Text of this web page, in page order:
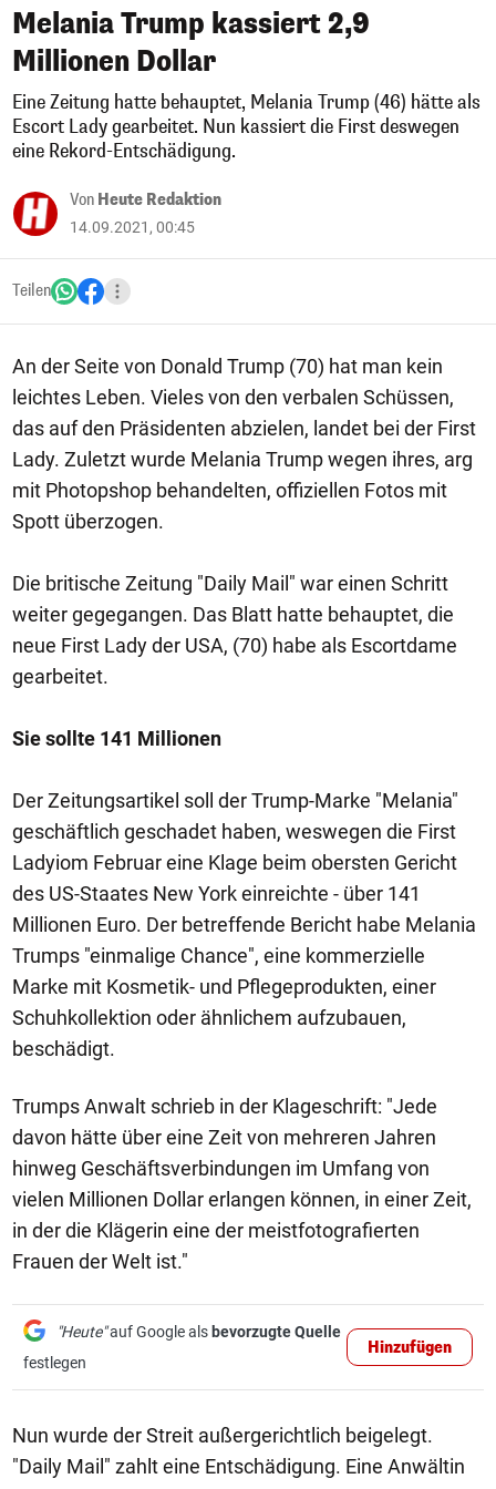
Melania Trump kassiert 2,9
Millionen Dollar
Eine Zeitung hatte behauptet, Melania Trump (46) hätte als
Escort Lady gearbeitet. Nun kassiert die First deswegen
eine Rekord-Entschädigung.
Von Heute Redaktion
14.09.2021, 00:45
Teilen
An der Seite von Donald Trump (70) hat man kein
leichtes Leben. Vieles von den verbalen Schüssen,
das auf den Präsidenten abzielen, landet bei der First
Lady. Zuletzt wurde Melania Trump wegen ihres, arg
mit Photopshop behandelten, offiziellen Fotos mit
Spott überzogen.
Die britische Zeitung "Daily Mail" war einen Schritt
weiter gegegangen. Das Blatt hatte behauptet, die
neue First Lady der USA, (70) habe als Escortdame
gearbeitet.
Sie sollte 141 Millionen
Der Zeitungsartikel soll der Trump-Marke "Melania"
geschäftlich geschadet haben, weswegen die First
Ladyiom Februar eine Klage beim obersten Gericht
des US-Staates New York einreichte - über 141
Millionen Euro. Der betreffende Bericht habe Melania
Trumps "einmalige Chance", eine kommerzielle
Marke mit Kosmetik- und Pflegeprodukten, einer
Schuhkollektion oder ähnlichem aufzubauen,
beschädigt.
Trumps Anwalt schrieb in der Klageschrift: "Jede
davon hätte über eine Zeit von mehreren Jahren
hinweg Geschäftsverbindungen im Umfang von
vielen Millionen Dollar erlangen können, in einer Zeit,
in der die Klägerin eine der meistfotografierten
Frauen der Welt ist."
"Heute"auf Google als bevorzugte Quelle
festlegen
Hinzufügen
Nun wurde der Streit außergerichtlich beigelegt.
"Daily Mail" zahlt eine Entschädigung. Eine Anwältin